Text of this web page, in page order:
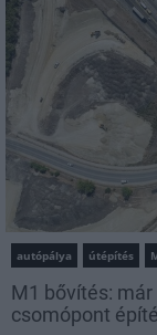
autópálya útépítés
M1 bővítés:
csomópont